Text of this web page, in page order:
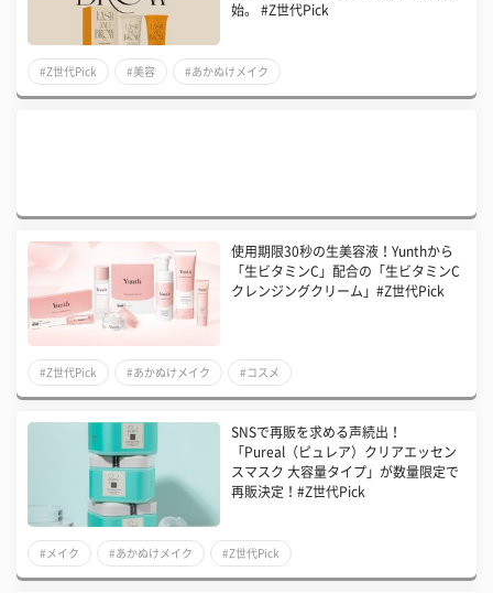
始。 #Z世代Pick
#Z世代Pick #美容 #あかぬけメイク
使用期限30秒の生美容液！Yunthから
「生ビタミンC」配合の「生ビタミンC
クレンジングクリーム」#Z世代Pick
#Z世代Pick #あかぬけメイク #コスメ
SNSで再販を求める声続出！
「Pureal（ピュレア）クリアエッセン
スマスク 大容量タイプ」が数量限定で
再販決定！#Z世代Pick
#メイク #あかぬけメイク #Z世代Pick